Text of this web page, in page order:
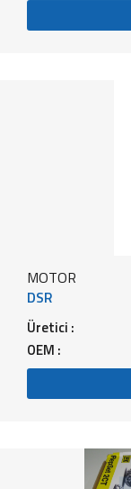
MOTOR
DSR
Üretici :
OEM :